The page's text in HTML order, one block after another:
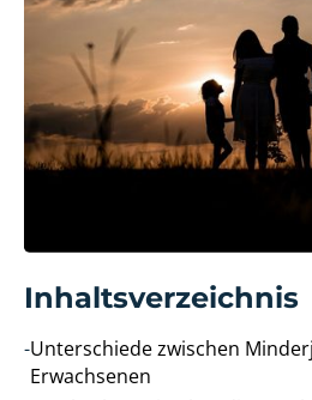
Inhaltsverzeichnis
-Unterschiede zwischen
Erwachsenen